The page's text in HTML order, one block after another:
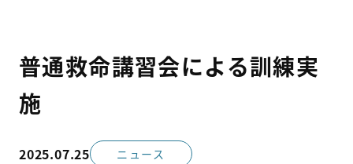
代表挨拶
沿革
普通救命講習会による訓練実
施
2025.07.25 ニュース